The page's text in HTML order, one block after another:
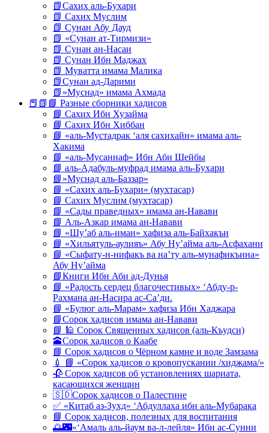
📗Сахих аль-Бухари
📗 Сахих Муслим
📗 Сунан Абу Дауд
📗 «Сунан ат-Тирмизи»
📗 Сунан ан-Насаи
📗 Сунан Ибн Маджах
📗 Муватта имама Малика
📗Сунан ад-Дарими
📗»Муснад» имама Ахмада
📕📗📘 Разные сборники хадисов
📘 Сахих Ибн Хузайма
📘 Сахих Ибн Хиббан
📘 «аль-Мустадрак ‘аля сахихайн» имама аль-
Хакима
📘 «аль-Мусаннаф» Ибн Аби Шейбы
📘 аль-Адабуль-муфрад имама аль-Бухари
📘»Муснад аль-Баззар»
📘 «Сахих аль-Бухари» (мухтасар)
📘 Сахих Муслим (мухтасар)
📘 «Сады праведных» имама ан-Навави
📘 Аль-Азкар имама ан-Навави
📘 «Шу’аб аль-иман» хафиза аль-Байхакъи
📘 «Хильятуль-аулияъ» Абу Ну’айма аль-Асфахани
📘 «Сыфату-н-нифакъ ва на’ту аль-мунафикъина»
Абу Ну’айма
📘Книги Ибн Аби ад-Дунья
📘 «Радость сердец благочестивых» ‘Абду-р-
Рахмана ан-Насира ас-Са’ди.
📘 «Булюг аль-Марам» хафиза Ибн Хаджара
📘Сорок хадисов имама ан-Навави
📘 🕌 Сорок Священных хадисов (аль-Къудси)
🕋Сорок хадисов о Каабе
📘 Сорок хадисов о Чёрном камне и воде Замзама
💉 📘 «Сорок хадисов о кровопускании /хиджама/»
🥀 Сорок хадисов об установлениях шариата,
касающихся женщин
🇸🇩Сорок хадисов о Палестине
✅ «Китаб аз-Зухд» ‘Абдуллаха ибн аль-Мубарака
📘 Сорок хадисов, полезных для воспитания
🌅🌃«‘Амаль аль-йаум ва-л-лейля» Ибн ас-Сунни